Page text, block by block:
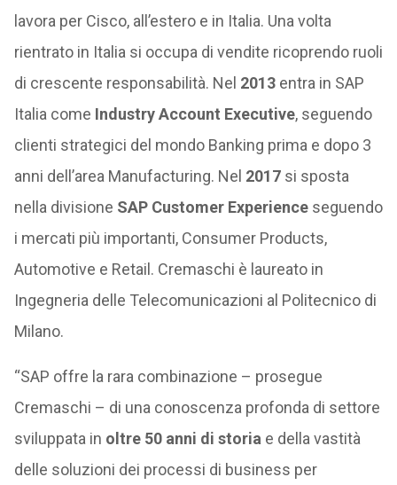
lavora per Cisco, all’estero e in Italia. Una volta
rientrato in Italia si occupa di vendite ricoprendo ruoli
di crescente responsabilità. Nel 2013entra in SAP
Italia come Industry Account Executive, seguendo
clienti strategici del mondo Banking prima e dopo 3
anni dell’area Manufacturing. Nel 2017si sposta
nella divisione SAP Customer Experienceseguendo
i mercati più importanti, Consumer Products,
Automotive e Retail. Cremaschi è laureato in
Ingegneria delle Telecomunicazioni al Politecnico di
Milano.
“SAP offre la rara combinazione – prosegue
Cremaschi – di una conoscenza profonda di settore
sviluppata in oltre 50 anni di storia e della vastità
delle soluzioni dei processi di business per